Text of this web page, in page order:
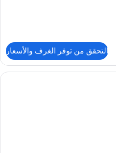
التحقق من توفر الغرف والأسعار
أغطية فراش متميزة وأسرّة بطبقة علوية